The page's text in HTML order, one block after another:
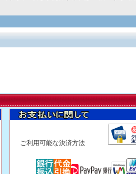
ご利用可能な決済方法